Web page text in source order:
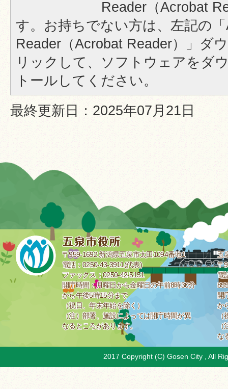
Reader（Acrobat
す。お持ちでない方は、左記の
Reader（Acrobat Reader）」ダ
リックして、ソフトウェアをダ
トールしてください。
最終更新日：2025年07月21日
〒959-1692 新潟県五泉市太田1094番地1
電話：0250-43-3911(代表)
ファックス：0250-42-5151
開庁時間：月曜日から金曜日の午前8時30分
から午後5時15分まで
（祝日、年末年始を除く）
（注）部署、施設によっては開庁時間が異
なるところがあります。
五
〒
電
開
か
な
2017 Copyright (C) Gosen City , All